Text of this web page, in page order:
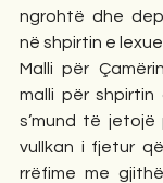
ngrohtë dhe
në shpirtin e
Malli për
malli për
s’mund të
vullkan i fjetur
rrëfime me